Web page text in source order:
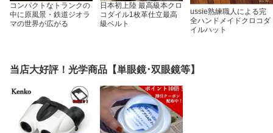
コンパクトなトランクの
中に原風景・鉄道ジオラ
マの世界が広がる
日本初上陸 最高級本クロ
コダイル1枚革仕立最高
級ベルト
ussie熟練職人による完
全ハンドメイドクロコダ
イルハット
当店大好評！光学商品【単眼鏡･双眼鏡等】